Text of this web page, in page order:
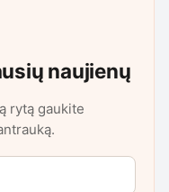
naujienų
rytą gaukite